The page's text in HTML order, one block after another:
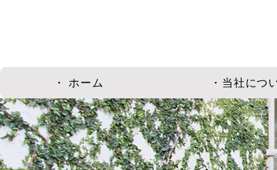
・ ホーム ・当社につ